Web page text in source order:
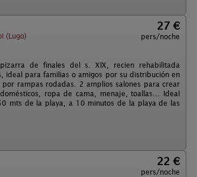
(Lugo)
27 €
pers/noche
de finales del s. XIX, recien rehabilitada
ideal para familias o amigos por su distribución en
rampas rodadas. 2 amplios salones para crear
ropa de cama, menaje, toallas... Ideal
mts de la playa, a 10 minutos de la playa de las
22 €
pers/noche